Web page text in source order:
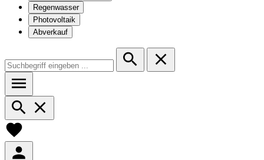
Regenwasser
Photovoltaik
Abverkauf